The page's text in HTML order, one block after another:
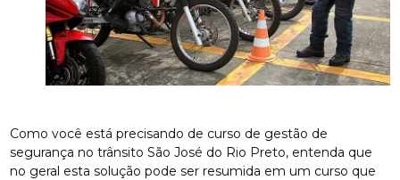
Como você está precisando de curso de gestão de
segurança no trânsito São José do Rio Preto, entenda que
no geral esta solução pode ser resumida em um curso que